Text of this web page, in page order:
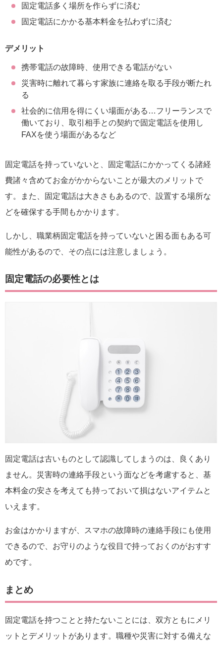
固定電話多く場所を作らずに済む
固定電話にかかる基本料金を払わずに済む
デメリット
携帯電話の故障時、使用できる電話がない
災害時に離れて暮らす家族に連絡を取る手段が断たれ
る
社会的に信用を得にくい場面がある…フリーランスで
働いており、取引相手との契約で固定電話を使用し
FAXを使う場面があるなど
固定電話を持っていないと、固定電話にかかってくる諸経
費諸々含めてお金がかからないことが最大のメリットで
す。また、固定電話は大きさもあるので、設置する場所な
どを確保する手間もかかります。
しかし、職業柄固定電話を持っていないと困る面もある可
能性があるので、その点には注意しましょう。
固定電話の必要性とは
固定電話は古いものとして認識してしまうのは、良くあり
ません。災害時の連絡手段という面などを考慮すると、基
本料金の安さを考えても持っておいて損はないアイテムと
いえます。
お金はかかりますが、スマホの故障時の連絡手段にも使用
できるので、お守りのような役目で持っておくのがおすす
めです。
まとめ
固定電話を持つことと持たないことには、双方ともにメリ
ットとデメリットがあります。職種や災害に対する備えな